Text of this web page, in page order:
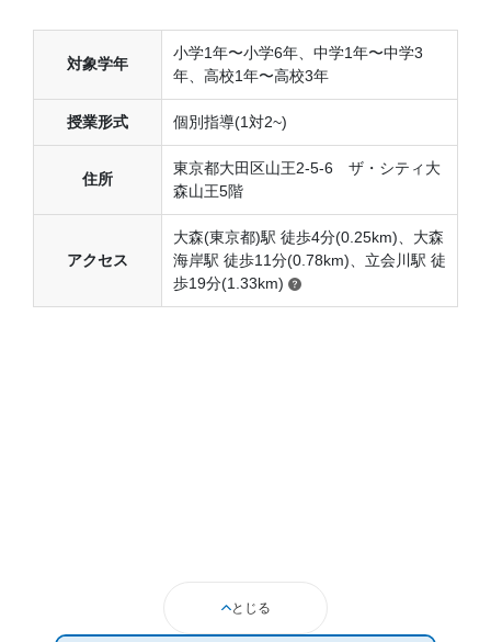
塾内の環境
特に不満はなかったが、トイレがひとつしか無かったため休
み時間は混雑していることもあった。
塾周辺の環境
駅から近いことや、コンビニなどもあるので便利。だが駐輪
スペースがなかったため少し不便であった。
授業以外のサポート
(相談・面談、家庭学習のサポート、授業以外のコミュニケーション等)
宿題を多量に出してくださったこと。自宅での学習サイクル
対象学年
小学1年〜小学6年、中学1年〜中学3
年、高校1年〜高校3年
授業形式 個別指導(1対2~)
住所
東京都大田区山王2-5-6 ザ・シティ大
森山王5階
アクセス
大森(東京都)駅 徒歩4分(0.25km)、大森
海岸駅 徒歩11分(0.78km)、立会川駅 徒
歩19分(1.33km)
とじる